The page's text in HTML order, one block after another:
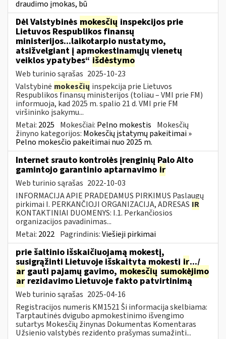
draudimo įmokas, bū
Dėl Valstybinės mokesčių inspekcijos prie
Lietuvos Respublikos finansų
ministerijos...laikotarpio nustatymo,
atsižvelgiant į apmokestinamųjų vienetų
veiklos ypatybes“ išdėstymo
Web turinio sąrašas 2025-10-23
Valstybinė mokesčių inspekcija prie Lietuvos
Respublikos finansų ministerijos (toliau – VMI prie FM)
informuoja, kad 2025 m. spalio 21 d. VMI prie FM
viršininko įsakymu...
Metai: 2025 Mokesčiai: Pelno mokestis Mokesčių
žinyno kategorijos: Mokesčių įstatymų pakeitimai »
Pelno mokesčio pakeitimai nuo 2025 m.
Internet srauto kontrolės įrenginių Palo Alto
gamintojo garantinio aptarnavimo ir
Web turinio sąrašas 2022-10-03
INFORMACIJA APIE PRADEDAMUS PIRKIMUS Paslaugų
pirkimai I. PERKANČIOJI ORGANIZACIJA, ADRESAS IR
KONTAKTINIAI DUOMENYS: I.1. Perkančiosios
organizacijos pavadinimas...
Metai: 2022 Pagrindinis:Viešieji pirkimai
prie šaltinio išskaičiuojamą mokestį,
susigrąžinti Lietuvoje išskaitytą mokestį ir.../
ar gauti pajamų gavimo, mokesčių sumokėjimo
ar rezidavimo Lietuvoje fakto patvirtinimą
Web turinio sąrašas 2025-04-16
Registracijos numeris KM1521 Ši informacija skelbiama:
Tarptautinės dvigubo apmokestinimo išvengimo
sutartys Mokesčių žinynas Dokumentas Komentaras
Užsienio valstybės rezidento prašymas sumažinti...